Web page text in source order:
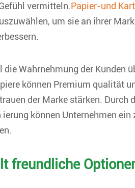
vermitteln.Papier-und
um sie an ihrer
Wahrnehmung der Kunden
können Premium qualität
der Marke stärken.
können Unternehmen ein
freundliche